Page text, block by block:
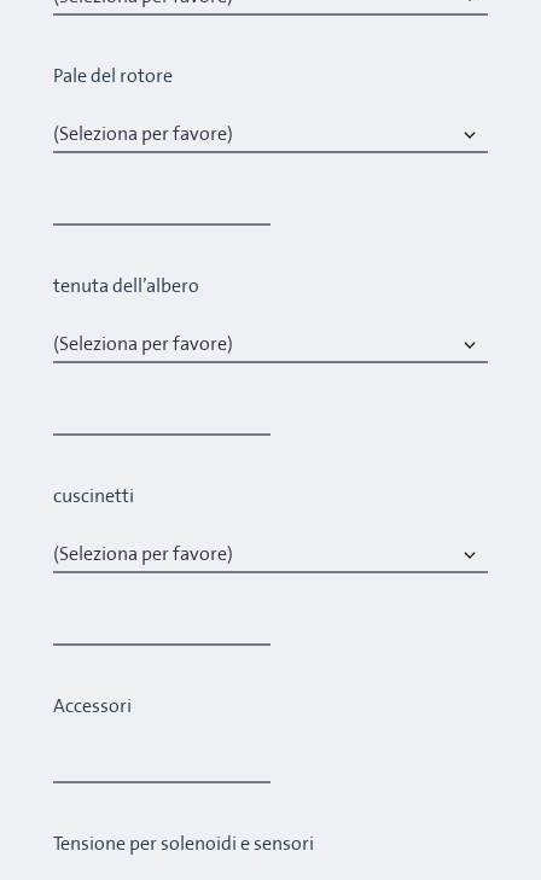
Pale del rotore
tenuta dell’albero
cuscinetti
Accessori
Tensione per solenoidi e sensori